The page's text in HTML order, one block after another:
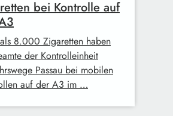
bei Kontrolle auf
8.000 Zigaretten haben
der Kontrolleinheit
Passau bei mobilen
auf der A3 im …